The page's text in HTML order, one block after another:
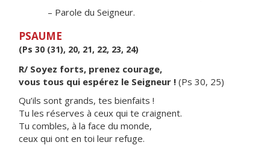
– Parole du Seigneur.
PSAUME
(Ps 30 (31), 20, 21, 22, 23, 24)
R/ Soyez forts, prenez courage,
vous tous qui espérez le Seigneur ! (Ps 30, 25)
Qu’ils sont grands, tes bienfaits !
Tu les réserves à ceux qui te craignent.
Tu combles, à la face du monde,
ceux qui ont en toi leur refuge.